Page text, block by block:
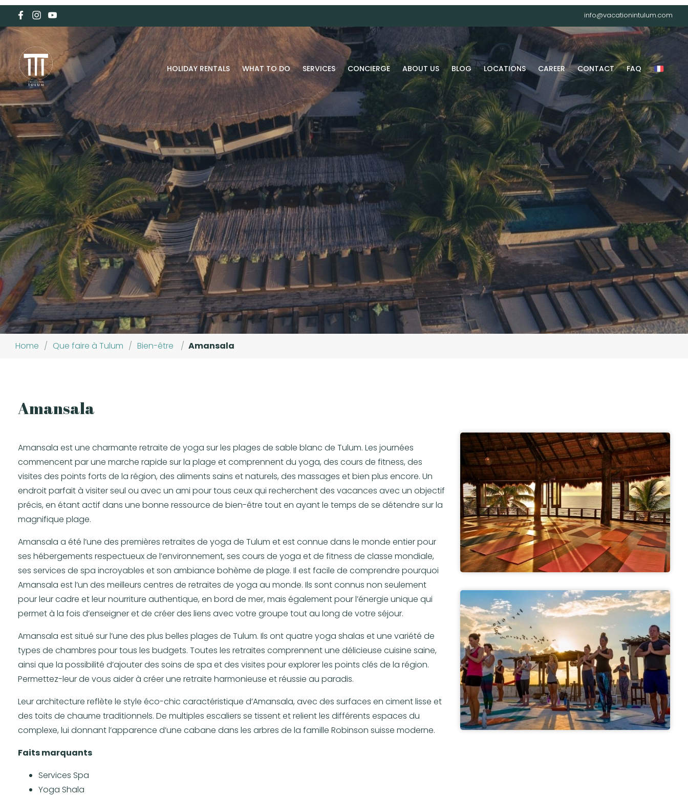
info@vacationintulum.com
HOLIDAY RENTALS WHAT TO DO SERVICES CONCIERGE ABOUT US BLOG LOCATIONS CAREER CONTACT FAQ
Home / Que faire à Tulum / Bien-être / Amansala
Amansala
Amansala est une charmante retraite de yoga sur les plages de sable blanc de Tulum. Les journées
commencent par une marche rapide sur la plage et comprennent du yoga, des cours de fitness, des
visites des points forts de la région, des aliments sains et naturels, des massages et bien plus encore. Un
endroit parfait à visiter seul ou avec un ami pour tous ceux qui recherchent des vacances avec un objectif
précis, en étant actif dans une bonne ressource de bien-être tout en ayant le temps de se détendre sur la
magnifique plage.
Amansala a été l’une des premières retraites de yoga de Tulum et est connue dans le monde entier pour
ses hébergements respectueux de l’environnement, ses cours de yoga et de fitness de classe mondiale,
ses services de spa incroyables et son ambiance bohème de plage. Il est facile de comprendre pourquoi
Amansala est l’un des meilleurs centres de retraites de yoga au monde. Ils sont connus non seulement
pour leur cadre et leur nourriture authentique, en bord de mer, mais également pour l’énergie unique qui
permet à la fois d’enseigner et de créer des liens avec votre groupe tout au long de votre séjour.
Amansala est situé sur l’une des plus belles plages de Tulum. Ils ont quatre yoga shalas et une variété de
types de chambres pour tous les budgets. Toutes les retraites comprennent une délicieuse cuisine saine,
ainsi que la possibilité d’ajouter des soins de spa et des visites pour explorer les points clés de la région.
Permettez-leur de vous aider à créer une retraite harmonieuse et réussie au paradis.
Leur architecture reflète le style éco-chic caractéristique d’Amansala, avec des surfaces en ciment lisse et
des toits de chaume traditionnels. De multiples escaliers se tissent et relient les différents espaces du
complexe, lui donnant l’apparence d’une cabane dans les arbres de la famille Robinson suisse moderne.
Faits marquants
Services Spa
Yoga Shala